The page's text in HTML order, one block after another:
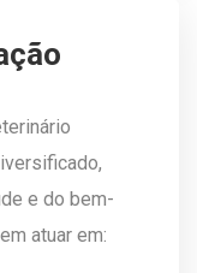
e do bem-
atuar em: